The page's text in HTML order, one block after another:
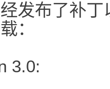
发布了补
：
3.0: